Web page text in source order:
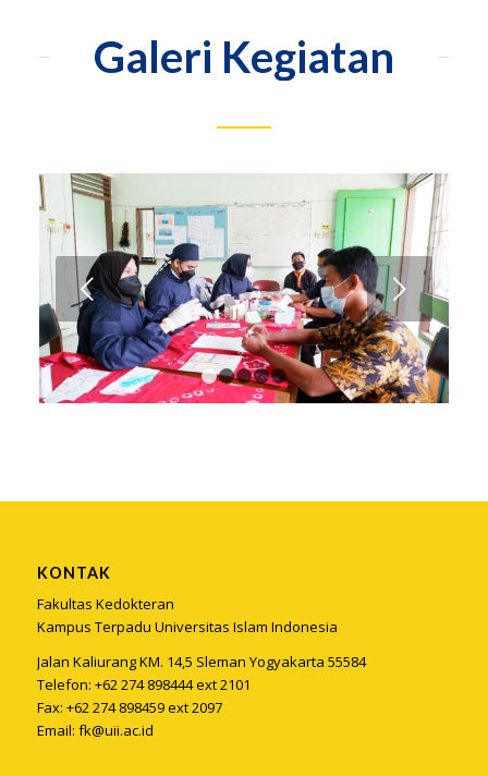
Galeri Kegiatan
Next
1 2 3 4 5
KONTAK
Fakultas Kedokteran
Kampus Terpadu Universitas Islam Indonesia
Jalan Kaliurang KM. 14,5 Sleman Yogyakarta 55584
Telefon: +62 274 898444 ext 2101
Fax: +62 274 898459 ext 2097
Email: fk@uii.ac.id